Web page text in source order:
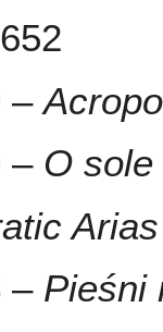
–
– O
Arias
– Pieśni